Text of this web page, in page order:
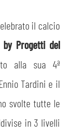
il calcio
Progetti del
alla sua 4ª
Tardini e il
svolte tutte le
in 3 livelli